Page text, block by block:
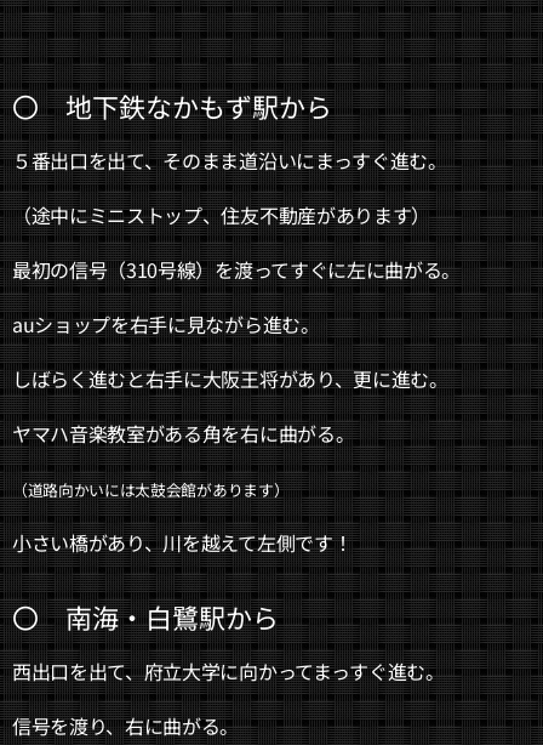
〇 地下鉄なかもず駅から
５番出口を出て、そのまま道沿いにまっすぐ進む。
（途中にミニストップ、住友不動産があります）
最初の信号（310号線）を渡ってすぐに左に曲がる。
auショップを右手に見ながら進む。
しばらく進むと右手に大阪王将があり、更に進む。
ヤマハ音楽教室がある角を右に曲がる。
（道路向かいには太鼓会館があります）
小さい橋があり、川を越えて左側です！
〇 南海・白鷺駅から
西出口を出て、府立大学に向かってまっすぐ進む。
信号を渡り、右に曲がる。